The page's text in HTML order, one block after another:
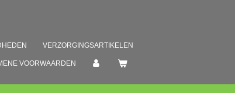
VERZORGINGSARTIKELEN
VOORWAARDEN